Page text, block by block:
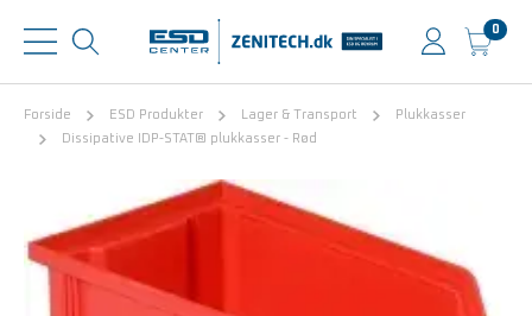
0
Forside ESD Produkter Lager & Transport
Plukkasser
Dissipative IDP-STAT® plukkasser - Rød